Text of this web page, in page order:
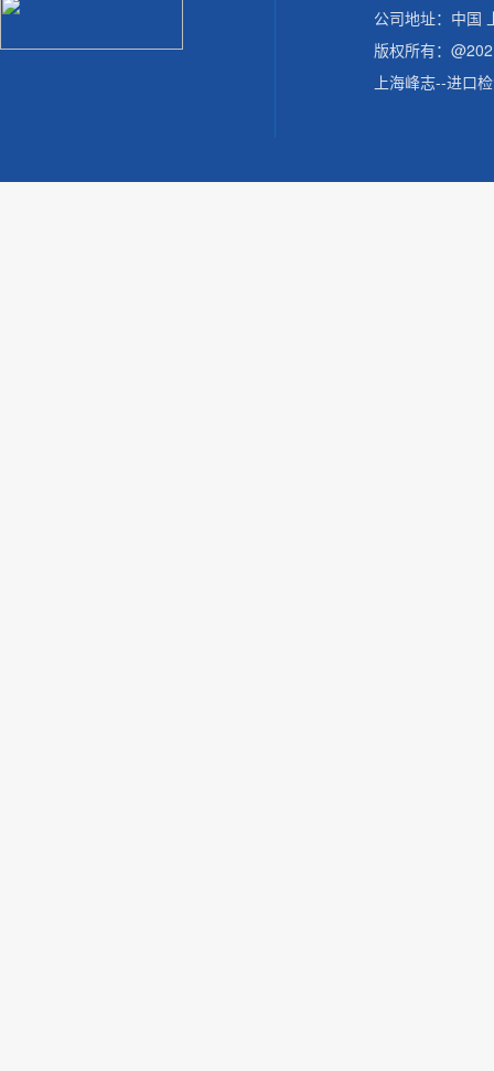
公司地址：中国
版权所有：
上海峰志--进口